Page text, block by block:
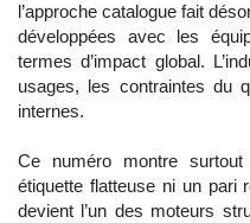
l’approche catalogue fait
développées avec les
termes d’impact global.
usages, les contraintes du
internes.
Ce numéro montre surtout
étiquette flatteuse ni un pari
devient l’un des moteurs